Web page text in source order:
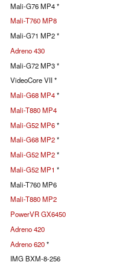
Mali-G76 MP4 *
Mali-T760 MP8
Mali-G71 MP2 *
Adreno 430
Mali-G72 MP3 *
VideoCore VII *
Mali-G68 MP4*
Mali-T880 MP4
Mali-G52 MP6*
Mali-G68 MP2*
Mali-G52 MP2*
Mali-G52 MP1 *
Mali-T760 MP6
Mali-T880 MP2
PowerVR GX6450
Adreno 420
Adreno 620*
IMG BXM-8-256